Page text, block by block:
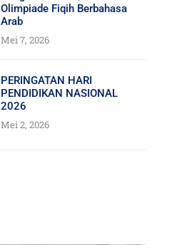
Olimpiade Fiqih Berbahasa
Arab
Mei 7, 2026
PERINGATAN HARI
PENDIDIKAN NASIONAL
2026
Mei 2, 2026